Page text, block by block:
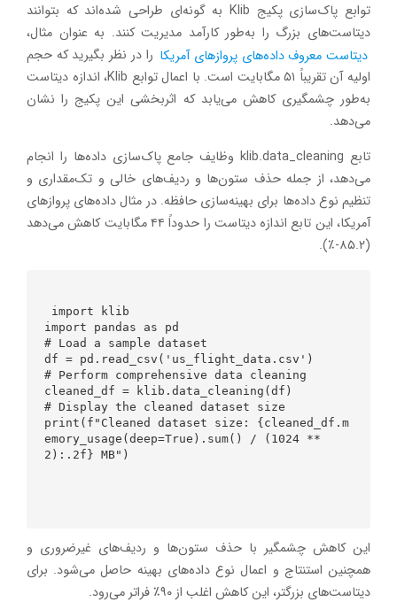
توابع پاک‌سازی پکیج Klib به گونه‌ای طراحی شده‌اند که بتوانند
دیتاست‌های بزرگ را به‌طور کارآمد مدیریت کنند. به عنوان مثال،
دیتاست معروف داده‌های پروازهای آمریکا را در نظر بگیرید که حجم
اولیه آن تقریباً ۵۱ مگابایت است. با اعمال توابع Klib، اندازه دیتاست
به‌طور چشمگیری کاهش می‌یابد که اثربخشی این پکیج را نشان
می‌دهد.
تابع klib.data_cleaning وظایف جامع پاک‌سازی داده‌ها را انجام
می‌دهد، از جمله حذف ستون‌ها و ردیف‌های خالی و تک‌مقداری و
تنظیم نوع داده‌ها برای بهینه‌سازی حافظه. در مثال داده‌های پروازهای
آمریکا، این تابع اندازه دیتاست را حدوداً ۴۴ مگابایت کاهش می‌دهد
(۸۵.۲-٪).
import pandas as pd
# Load a sample dataset
df = pd.read_csv('us_flight_data.csv')
# Perform comprehensive data cleaning
cleaned_df = klib.data_cleaning(df)
# Display the cleaned dataset size
print(f"Cleaned dataset size: {cleaned_df.m
emory_usage(deep=True).sum() / (1024 **
2):.2f} MB")
این کاهش چشمگیر با حذف ستون‌ها و ردیف‌های غیرضروری و
همچنین استنتاج و اعمال نوع داده‌های بهینه حاصل می‌شود. برای
دیتاست‌های بزرگتر، این کاهش اغلب از ۹۰٪ فراتر می‌رود.